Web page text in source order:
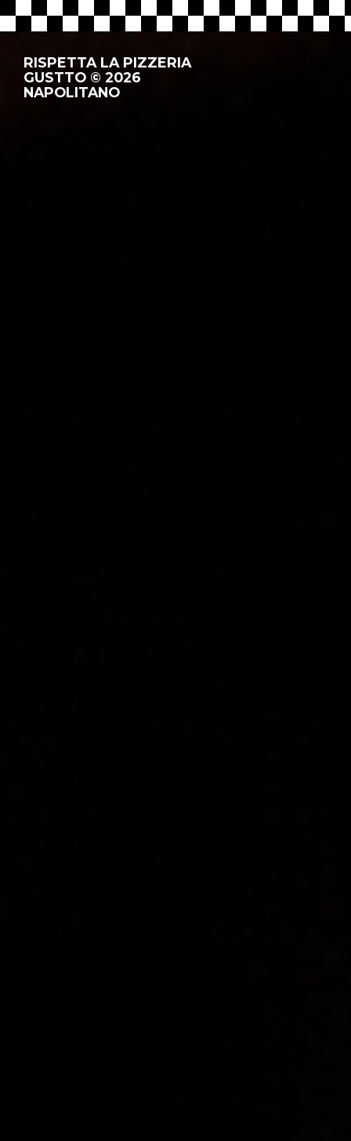
RISPETTA LA PIZZERIA
GUSTTO © 2026
NAPOLITANO